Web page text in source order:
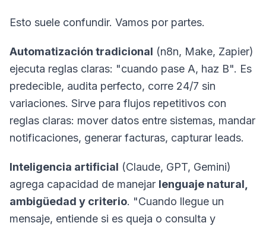
Esto suele confundir. Vamos por partes.
Automatización tradicional (n8n, Make, Zapier)
ejecuta reglas claras: "cuando pase A, haz B". Es
predecible, audita perfecto, corre 24/7 sin
variaciones. Sirve para flujos repetitivos con
reglas claras: mover datos entre sistemas, mandar
notificaciones, generar facturas, capturar leads.
Inteligencia artificial (Claude, GPT, Gemini)
agrega capacidad de manejar lenguaje natural,
ambigüedad y criterio. "Cuando llegue un
mensaje, entiende si es queja o consulta y